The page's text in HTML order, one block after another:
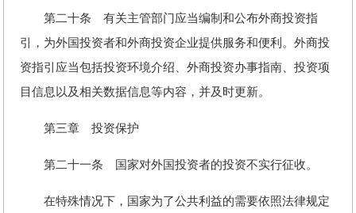
第二十条 有关主管部门应当编制和公布外商投资指
引，为外国投资者和外商投资企业提供服务和便利。外商投
资指引应当包括投资环境介绍、外商投资办事指南、投资项
目信息以及相关数据信息等内容，并及时更新。
第三章 投资保护
第二十一条 国家对外国投资者的投资不实行征收。
在特殊情况下，国家为了公共利益的需要依照法律规定